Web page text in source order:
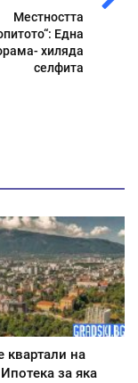
Местността
Една
хиляда
селфита
на
за яка